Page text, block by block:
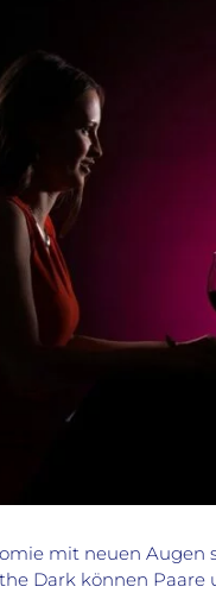
mit neuen Augen
Dark können